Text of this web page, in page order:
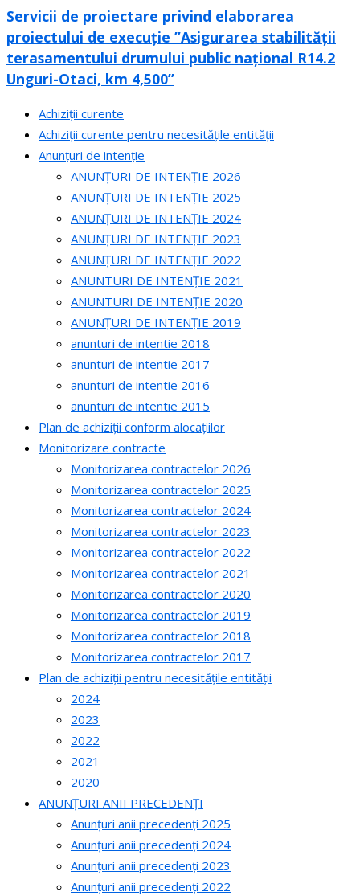
Servicii de proiectare privind elaborarea
proiectului de execuție ”Asigurarea stabilității
terasamentului drumului public național R14.2
Unguri-Otaci, km 4,500”
Achiziții curente
Achiziții curente pentru necesitățile entității
Anunțuri de intenție
ANUNȚURI DE INTENȚIE 2026
ANUNȚURI DE INTENȚIE 2025
ANUNȚURI DE INTENȚIE 2024
ANUNȚURI DE INTENȚIE 2023
ANUNȚURI DE INTENȚIE 2022
ANUNTURI DE INTENȚIE 2021
ANUNTURI DE INTENȚIE 2020
ANUNȚURI DE INTENȚIE 2019
anunturi de intentie 2018
anunturi de intentie 2017
anunturi de intentie 2016
anunturi de intentie 2015
Plan de achiziții conform alocațiilor
Monitorizare contracte
Monitorizarea contractelor 2026
Monitorizarea contractelor 2025
Monitorizarea contractelor 2024
Monitorizarea contractelor 2023
Monitorizarea contractelor 2022
Monitorizarea contractelor 2021
Monitorizarea contractelor 2020
Monitorizarea contractelor 2019
Monitorizarea contractelor 2018
Monitorizarea contractelor 2017
Plan de achiziții pentru necesitățile entității
2024
2023
2022
2021
2020
ANUNȚURI ANII PRECEDENȚI
Anunțuri anii precedenți 2025
Anunțuri anii precedenți 2024
Anunțuri anii precedenți 2023
Anunțuri anii precedenți 2022